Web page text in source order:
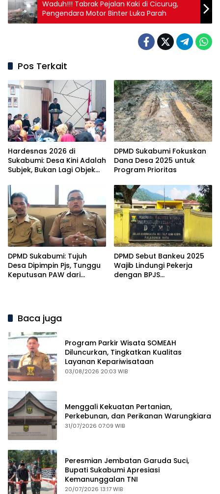
Waduh!!! Tabrak Pejalan Kaki di Cicurug,
Pengendara Motor Binter Luka Parah
Pos Terkait
Hardesnas 2026 di
Sukabumi: Desa Kini Adalah
Subjek, Bukan Lagi Objek
DPMD Sukabumi Fokuskan
Dana Desa 2025 untuk
Program Prioritas
DPMD Sukabumi: Tujuh
Desa Dipimpin Pjs, Tunggu
Keputusan PAW dari
DPMD Sebut Bankeu 2025
Wajib Lindungi Pekerja
dengan BPJS
Baca juga
Program Parkir Wisata SOMEAH
Diluncurkan, Tingkatkan Kualitas
Layanan Kepariwisataan
03/08/2026 20:03 WIB
Menggali Kekuatan Pertanian,
Perkebunan, dan Perikanan Warungkiara
31/07/2026 07:09 WIB
Peresmian Jembatan Garuda Suci,
Bupati Sukabumi Apresiasi
Kemanunggalan TNI
20/07/2026 13:17 WIB